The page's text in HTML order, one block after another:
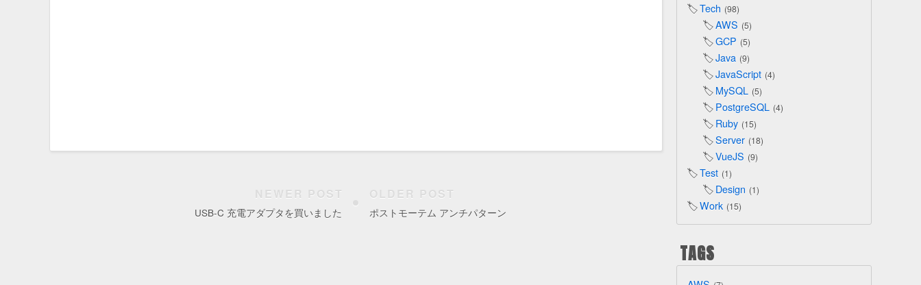
NEWER POST
USB-C 充電アダプタを買いました
OLDER POST
ポストモーテム アンチパターン
Tech 98
AWS 5
GCP 5
Java 9
JavaScript 4
MySQL 5
PostgreSQL 4
Ruby 15
Server 18
VueJS 9
Test 1
Design 1
Work 15
TAGS